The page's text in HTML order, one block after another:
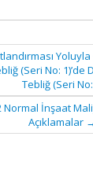
Yoluyla
(Seri No: 1)’de
Tebliğ (Seri
Normal İnşaat
Açıklamalar